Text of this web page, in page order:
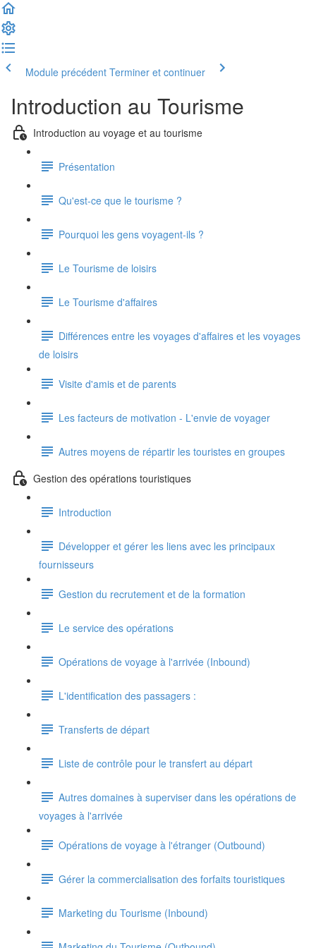
Module précédent Terminer et continuer
Introduction au Tourisme
Introduction au voyage et au tourisme
Présentation
Qu'est-ce que le tourisme ?
Pourquoi les gens voyagent-ils ?
Le Tourisme de loisirs
Le Tourisme d'affaires
Différences entre les voyages d'affaires et les voyages
de loisirs
Visite d'amis et de parents
Les facteurs de motivation - L'envie de voyager
Autres moyens de répartir les touristes en groupes
Gestion des opérations touristiques
Introduction
Développer et gérer les liens avec les principaux
fournisseurs
Gestion du recrutement et de la formation
Le service des opérations
Opérations de voyage à l'arrivée (Inbound)
L'identification des passagers :
Transferts de départ
Liste de contrôle pour le transfert au départ
Autres domaines à superviser dans les opérations de
voyages à l'arrivée
Opérations de voyage à l'étranger (Outbound)
Gérer la commercialisation des forfaits touristiques
Marketing du Tourisme (Inbound)